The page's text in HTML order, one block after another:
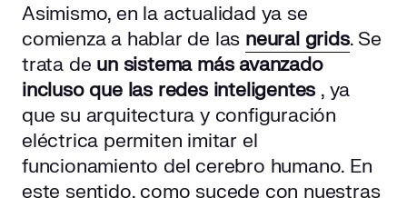
Asimismo, en la actualidad ya se
comienza a hablar de las neural grids. Se
trata de un sistema más avanzado
incluso que las redes inteligentes , ya
que su arquitectura y configuración
eléctrica permiten imitar el
funcionamiento del cerebro humano. En
este sentido, como sucede con nuestras